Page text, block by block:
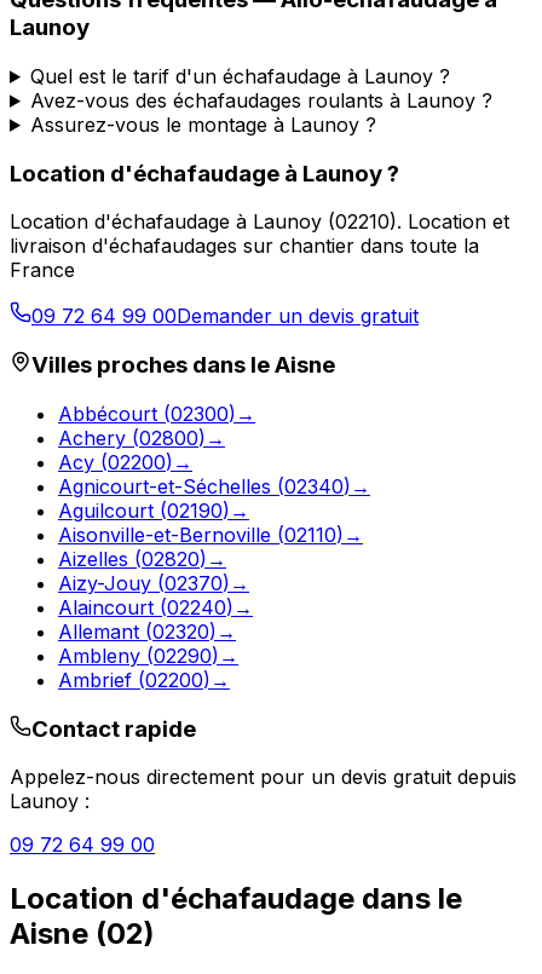
Launoy
Quel est le tarif d'un échafaudage à Launoy ?
Avez-vous des échafaudages roulants à Launoy ?
Assurez-vous le montage à Launoy ?
Location d'échafaudage à Launoy?
Location d'échafaudage à Launoy (02210). Location et
livraison d'échafaudages sur chantier dans toute la
France
09 72 64 99 00Demander un devis gratuit
Villes proches dans leAisne
Abbécourt (02300) →
Achery (02800) →
Acy (02200) →
Agnicourt-et-Séchelles (02340) →
Aguilcourt (02190) →
Aisonville-et-Bernoville (02110) →
Aizelles (02820) →
Aizy-Jouy (02370) →
Alaincourt (02240) →
Allemant (02320) →
Ambleny (02290) →
Ambrief (02200) →
Contact rapide
Appelez-nous directement pour un devis gratuit depuis
Launoy :
09 72 64 99 00
Location d'échafaudage dans le
Aisne (02)